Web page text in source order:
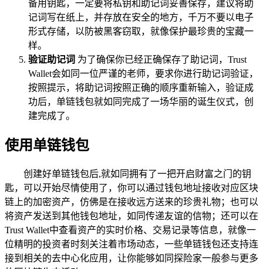
备用钥匙，一定要将私钥和助记词妥善保存，建议将助
记词写在纸上，并存放在安全的地方，千万不要以电子
形式存储，以防被黑客窃取，就像保护最珍贵的宝藏一
样。
验证助记词 为了确保你已经正确保存了助记词，Trust
Wallet会如同一位严谨的老师，要求你进行助记词验证，
按照提示，将助记词按照正确的顺序重新输入，验证成
功后，单链钱包就如同完成了一场华丽的诞生仪式，创
建完成了。
使用单链钱包
创建好单链钱包后,就如同拥有了一把开启财富之门的钥
匙，可以开始尽情使用了，你可以通过钱包地址接收对应区块
链上的加密资产，仿佛是在接收远方送来的珍贵礼物；也可以
将资产发送到其他钱包地址，如同传递友谊的信物；还可以在
Trust Wallet中查看资产的实时价格、交易记录等信息，就像一
位精明的投资者时刻关注着市场动态，一些单链钱包还支持连
接到相关的去中心化应用，让你能够如同探险家一般参与更多